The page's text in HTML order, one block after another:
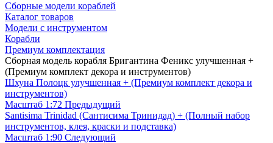
Сборные модели кораблей
Каталог товаров
Модели с инструментом
Корабли
Премиум комплектация
Сборная модель корабля Бригантина Феникс улучшенная +
(Премиум комплект декора и инструментов)
Шхуна Полоцк улучшенная + (Премиум комплект декора и
инструментов)
Масштаб 1:72 Предыдущий
Santisima Trinidad (Сантисима Тринидад) + (Полный набор
инструментов, клея, краски и подставка)
Масштаб 1:90 Следующий